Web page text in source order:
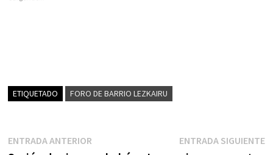
ETIQUETADO FORO DE BARRIO LEZKAIRU
Navegación
ENTRADA ANTERIOREntrada
ENTRADA SIGUIENTE